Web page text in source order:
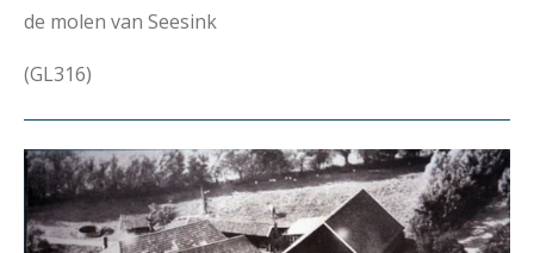
de molen van Seesink
(GL316)